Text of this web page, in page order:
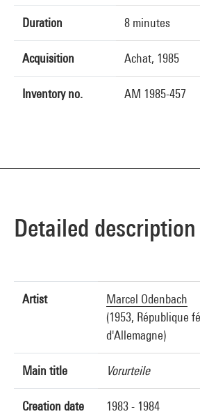
Duration 8 minutes
Acquisition Achat, 1985
Inventory no. AM 1985-457
Detailed description
Artist
Marcel Odenbach
(1953, République
d'Allemagne)
Main title Vorurteile
Creation date 1983 - 1984